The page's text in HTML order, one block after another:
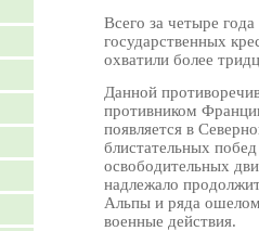
Всего за четыре
государственных
охватили более
Данной
противником
появляется в
блистательных
освободительных
надлежало
Альпы и ряда
военные действия.